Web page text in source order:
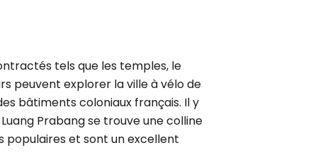
tels que les temples, le
peuvent explorer la ville à vélo de
bâtiments coloniaux français. Il y
Prabang se trouve une colline
populaires et sont un excellent